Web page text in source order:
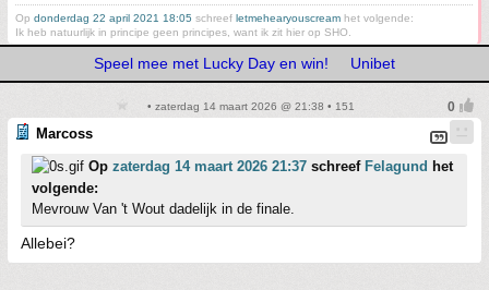
Op donderdag 22 april 2021 18:05 schreef letmehearyouscream het volgende:
Ik heb natuurlijk in principe geen principes, want ik zit hier op SHO.
Speel mee met Lucky Day en win! Unibet
• zaterdag 14 maart 2026 @ 21:38 • 151
Marcoss
Op zaterdag 14 maart 2026 21:37 schreef Felagund het
volgende:
Mevrouw Van 't Wout dadelijk in de finale.
Allebei?